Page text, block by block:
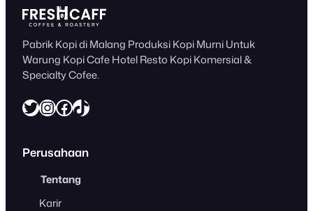
Pabrik Kopi di Malang Produksi Kopi Murni Untuk
Warung Kopi Cafe Hotel Resto Kopi Komersial &
Specialty Cofee.
Twitter InstagramFacebook https://www.tiktok.com/@freshcaff
Perusahaan
Tentang
Karir